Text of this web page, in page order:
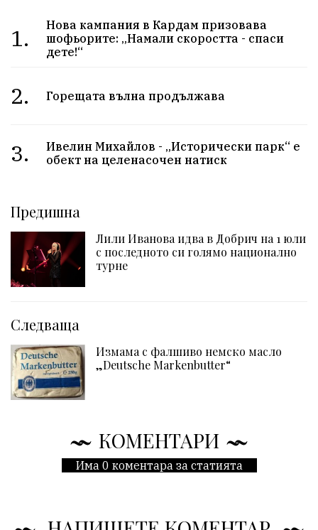
1.
Нова кампания в Кардам призовава
шофьорите: „Намали скоростта - спаси
дете!“
2. Горещата вълна продължава
3.
Ивелин Михайлов - „Исторически парк“ е
обект на целенасочен натиск
Предишна
Лили Иванова идва в Добрич на 1 юли
с последното си голямо национално
турне
Следваща
Измама с фалшиво немско масло
„Deutsche Markenbutter“
КОМЕНТАРИ
Има 0 коментара за статията